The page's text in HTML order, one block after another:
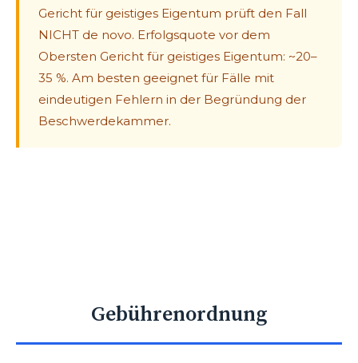
Gericht für geistiges Eigentum prüft den Fall
NICHT de novo. Erfolgsquote vor dem
Obersten Gericht für geistiges Eigentum: ~20–
35 %. Am besten geeignet für Fälle mit
eindeutigen Fehlern in der Begründung der
Beschwerdekammer.
Gebührenordnung